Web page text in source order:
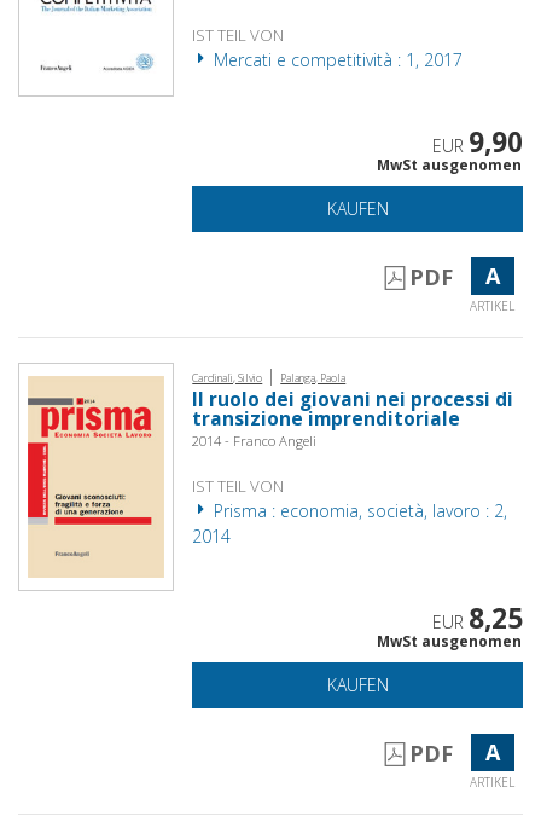
IST TEIL VON
Mercati e competitività : 1, 2017
EUR 9,90
MwSt ausgenomen
KAUFEN
PDF A
ARTIKEL
Cardinali, Silvio | Palanga, Paola
Il ruolo dei giovani nei processi di
transizione imprenditoriale
2014 - Franco Angeli
IST TEIL VON
Prisma : economia, società, lavoro : 2,
2014
EUR 8,25
MwSt ausgenomen
KAUFEN
PDF A
ARTIKEL